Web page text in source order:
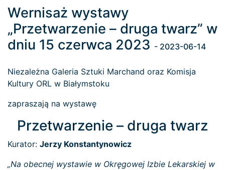
Loading...
Wernisaż wystawy
„Przetwarzenie – druga twarz” w
dniu 15 czerwca 2023 - 2023-06-14
Niezależna Galeria Sztuki Marchand oraz Komisja
Kultury ORL w Białymstoku
zapraszają na wystawę
Przetwarzenie – druga twarz
Kurator: Jerzy Konstantynowicz
„Na obecnej wystawie w Okręgowej Izbie Lekarskiej w